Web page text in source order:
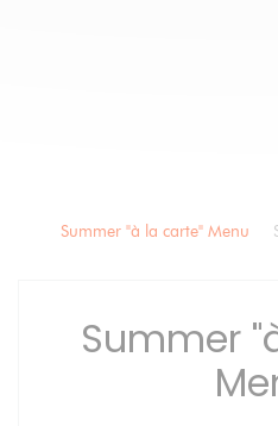
Summer "à la carte" Menu
Summer